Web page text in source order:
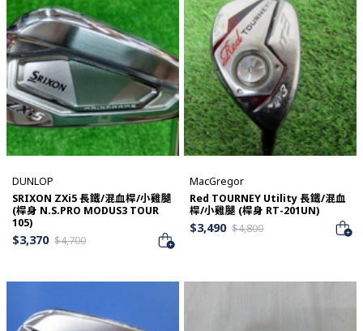
DUNLOP
SRIXON ZXi5 長鐵/混血桿/小雞腿
(桿身 N.S.PRO MODUS3 TOUR
105)
$3,370 $4,700
MacGregor
Red TOURNEY Utility 長鐵/混血
桿/小雞腿 (桿身 RT-201UN)
$3,490 $4,800